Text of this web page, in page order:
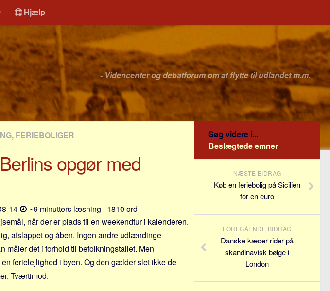
Hjælp
- Videncenter og debatforum om at flytte til udlandet m.m.
FERIEBOLIGER
opgør med
14
~9 minutters læsning · 1810 ord
når der er plads til en weekendtur i kalenderen.
afslappet og åben. Ingen andre udlændinge
måler det i forhold til befolkningstallet. Men
ferielejlighed i byen. Og den gælder slet ikke de
Tværtimod.
Søg videre i...
Beslægtede emner
NÆSTE BIDRAG
Køb en feriebolig på Sicilien
for en euro
FOREGÅENDE BIDRAG
Danske kæder rider på
skandinavisk bølge i
London